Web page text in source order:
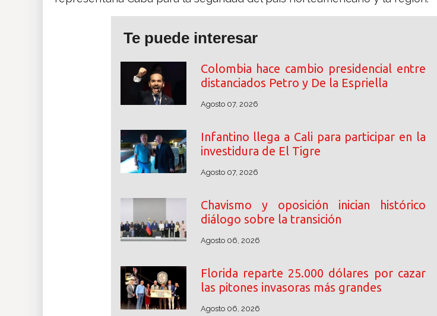
Te puede interesar
Colombia hace cambio presidencial entre
distanciados Petro y De la Espriella
Agosto 07, 2026
Infantino llega a Cali para participar en la
investidura de El Tigre
Agosto 07, 2026
Chavismo y oposición inician histórico
diálogo sobre la transición
Agosto 06, 2026
Florida reparte 25.000 dólares por cazar
las pitones invasoras más grandes
Agosto 06, 2026